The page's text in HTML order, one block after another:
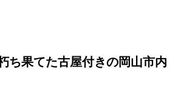
思われている、若い家族ないし農業法
ど、すぐ
もあるとてものどかな場所です。中国
ち果てた古屋付きの岡山市内